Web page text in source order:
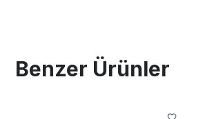
Benzer Ürünler